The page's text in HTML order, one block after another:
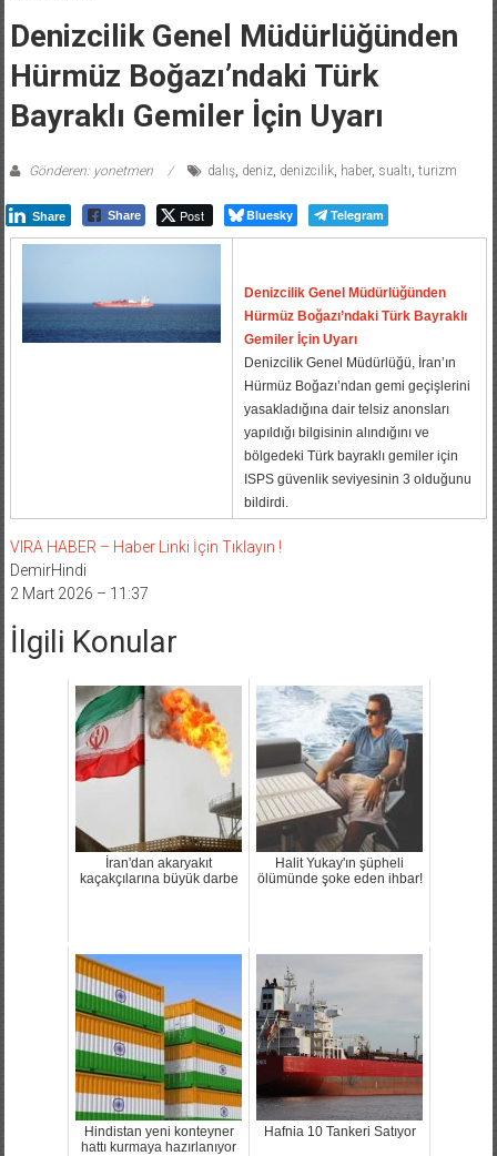
Denizcilik Genel Müdürlüğünden
Hürmüz Boğazı’ndaki Türk
Bayraklı Gemiler İçin Uyarı
Gönderen: yonetmen dalış, deniz, denizcilik, haber, sualtı turizm
Share Share Post Bluesky Telegram
Denizcilik Genel Müdürlüğünden
Hürmüz Boğazı’ndaki Türk Bayraklı
Gemiler İçin Uyarı
Denizcilik Genel Müdürlüğü, İran’ın
Hürmüz Boğazı’ndan gemi geçişlerini
yasakladığına dair telsiz anonsları
yapıldığı bilgisinin alındığını ve
bölgedeki Türk bayraklı gemiler için
ISPS güvenlik seviyesinin 3 olduğunu
bildirdi.
VIRA HABER – Haber Linki İçin Tıklayın !
DemirHindi
2 Mart 2026 – 11:37
İlgili Konular
İran'dan akaryakıt
kaçakçılarına büyük darbe
Halit Yukay'ın şüpheli
ölümünde şoke eden ihbar!
Hindistan yeni konteyner
hattı kurmaya hazırlanıyor
Hafnia 10 Tankeri Satıyor